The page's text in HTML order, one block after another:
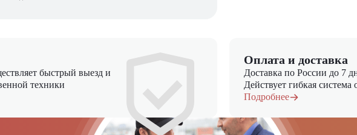
быстрый выезд и
техники
Оплата и доставка
Доставка по России до 7
Действует гибкая система
Подробнее